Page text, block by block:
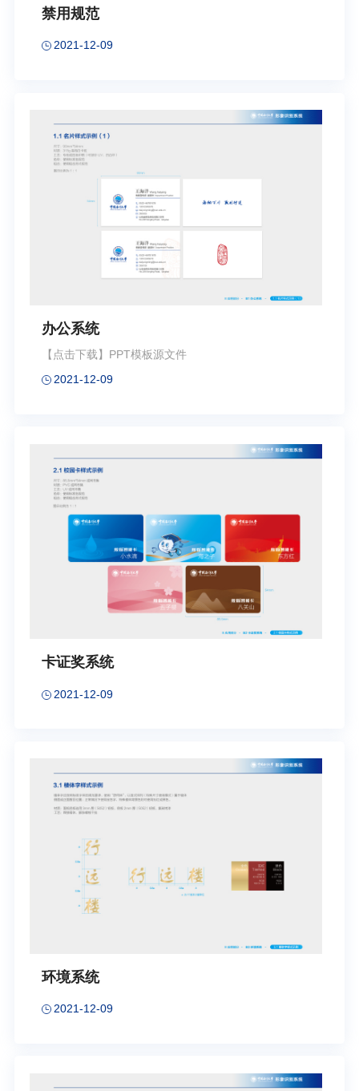
禁用规范
2021-12-09
办公系统
【点击下载】PPT模板源文件
2021-12-09
卡证奖系统
2021-12-09
环境系统
2021-12-09